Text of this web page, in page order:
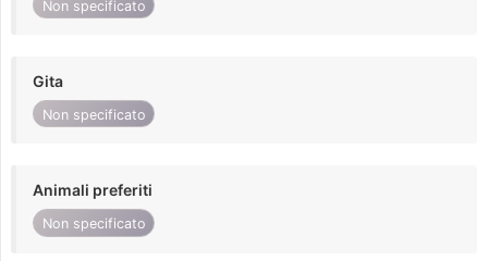
Non specificato
Gita
Non specificato
Animali preferiti
Non specificato